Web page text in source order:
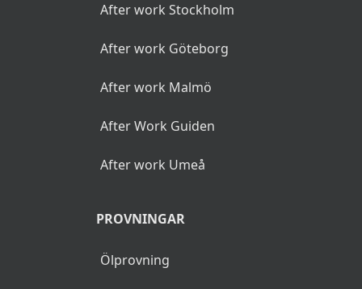
After work Stockholm
After work Göteborg
After work Malmö
After Work Guiden
After work Umeå
PROVNINGAR
Ölprovning